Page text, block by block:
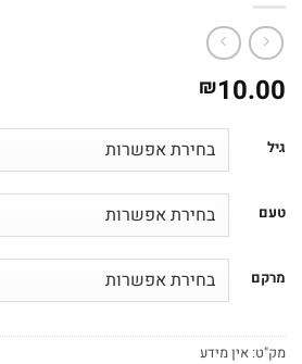
₪10.00
גיל
טעם
מרקם
מק"ט: אין מידע